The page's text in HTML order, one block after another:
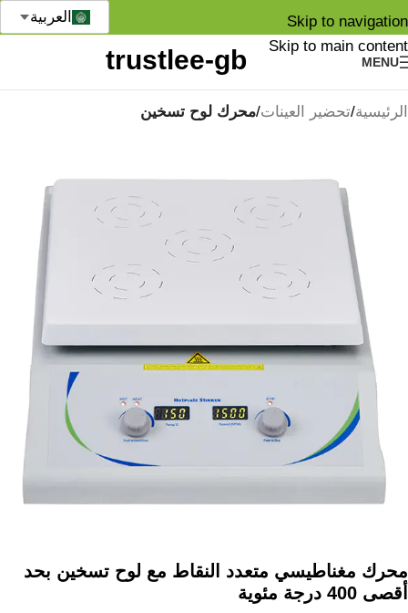
Skip to navigation
Skip to main content
MENU
العربية
الرئيسية تحضير العينات محرك لوح تسخين
محرك مغناطيسي متعدد النقاط مع لوح تسخين بحد
أقصى 400 درجة مئوية